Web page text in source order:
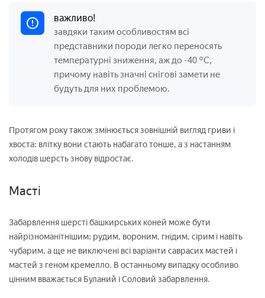
важливо!
завдяки таким особливостям всі
представники породи легко переносять
температурні зниження, аж до -40 °C,
причому навіть значні снігові замети не
будуть для них проблемою.
Протягом року також змінюється зовнішній вигляд гриви і
хвоста: влітку вони стають набагато тонше, а з настанням
холодів шерсть знову відростає.
Масті
Забарвлення шерсті башкирських коней може бути
найрізноманітнішим: рудим, вороним, гнідим, сірим і навіть
чубарим, а ще не виключені всі варіанти саврасих мастей і
мастей з геном кремелло. В останньому випадку особливо
цінним вважається Буланий і Соловий забарвлення.